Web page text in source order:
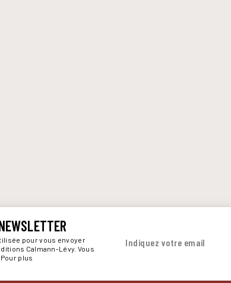
pour vous envoyer
Calmann-Lévy. Vous
plus
Indiquez votre email